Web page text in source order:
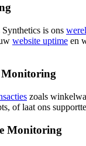
is ons
website uptime en
Monitoring
zoals
of laat ons
Monitoring